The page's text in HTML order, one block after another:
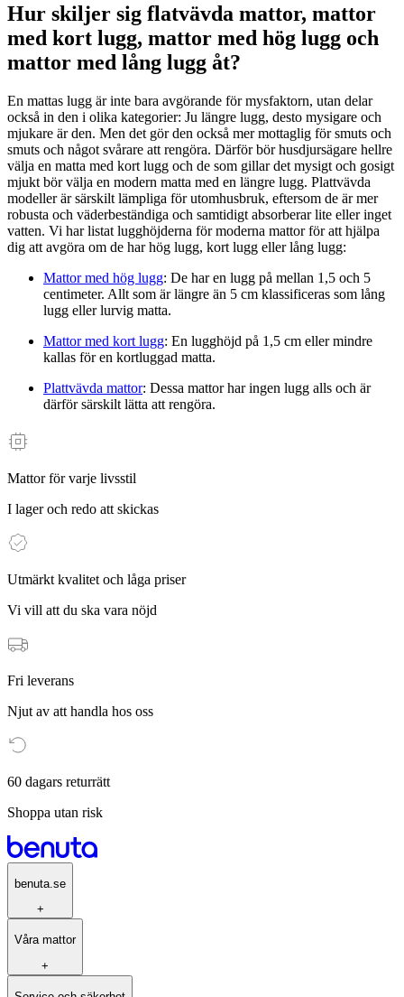
Hur skiljer sig flatvävda mattor, mattor
med kort lugg, mattor med hög lugg och
mattor med lång lugg åt?
En mattas lugg är inte bara avgörande för mysfaktorn, utan delar
också in den i olika kategorier: Ju längre lugg, desto mysigare och
mjukare är den. Men det gör den också mer mottaglig för smuts och
smuts och något svårare att rengöra. Därför bör husdjursägare hellre
välja en matta med kort lugg och de som gillar det mysigt och gosigt
mjukt bör välja en modern matta med en längre lugg. Plattvävda
modeller är särskilt lämpliga för utomhusbruk, eftersom de är mer
robusta och väderbeständiga och samtidigt absorberar lite eller inget
vatten. Vi har listat lugghöjderna för moderna mattor för att hjälpa
dig att avgöra om de har hög lugg, kort lugg eller lång lugg:
Mattor med hög lugg: De har en lugg på mellan 1,5 och 5
centimeter. Allt som är längre än 5 cm klassificeras som lång
lugg eller lurvig matta.
Mattor med kort lugg: En lugghöjd på 1,5 cm eller mindre
kallas för en kortluggad matta.
Plattvävda mattor: Dessa mattor har ingen lugg alls och är
därför särskilt lätta att rengöra.
Mattor för varje livsstil
I lager och redo att skickas
Utmärkt kvalitet och låga priser
Vi vill att du ska vara nöjd
Fri leverans
Njut av att handla hos oss
60 dagars returrätt
Shoppa utan risk
benuta.se
+
Våra mattor
+